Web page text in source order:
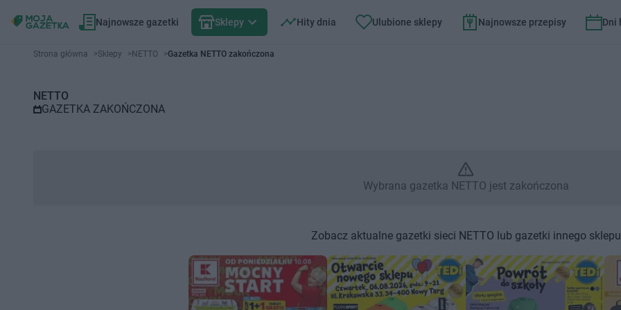
Najnowsze gazetki Sklepy Hity dnia Ulubione sklepy Najnowsze przepisy Dni
Gazetka promocyjna NETTO – Wybrana gazetka NETTO jest
Strona główna >Sklepy >NETTO >Gazetka NETTO zakończona
NETTO
GAZETKA ZAKOŃCZONA
Wybrana gazetka NETTO jest zakończona
Zobacz aktualne gazetki sieci NETTO lub gazetki innego sklepu